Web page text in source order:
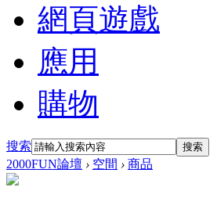
網頁遊戲
應用
購物
搜索 搜索
2000FUN論壇 › 空間 › 商品